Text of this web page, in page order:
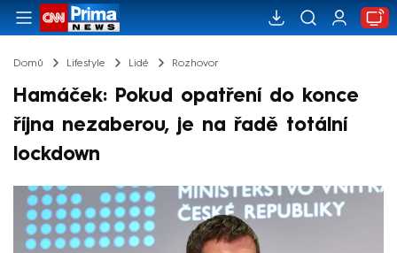
Domů Lifestyle Lidé Rozhovor
Hamáček: Pokud opatření do konce
října nezaberou, je na řadě totální
lockdown